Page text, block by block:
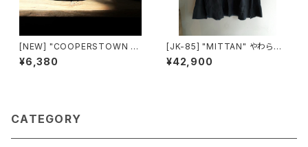
[NEW] "COOPERSTOWN B
ALL CAP" 2-tone TWILL C
AP made in USA
¥6,380
[JK-85] "MITTAN" やわらか
大麻JKT (墨×インディゴ)
¥42,900
CATEGORY